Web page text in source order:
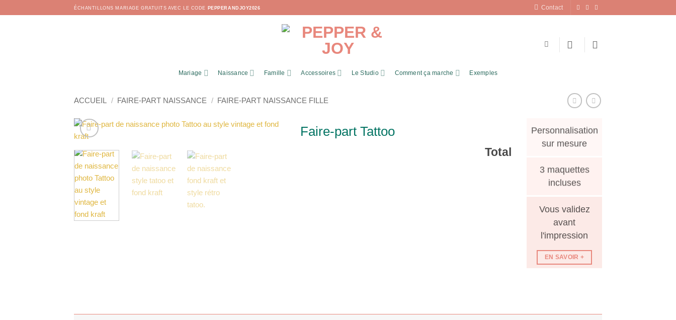
au
ÉCHANTILLONS MARIAGE GRATUITS AVEC LE CODE PEPPERANDJOY2026 Contact
Mariage Naissance Famille Accessoires Le Studio Comment ça marche Exemples
ACCUEIL / FAIRE-PART NAISSANCE / FAIRE-PART NAISSANCE FILLE
Faire-part Tattoo
Total
Personnalisation
sur mesure
3 maquettes
incluses
Vous validez
avant
l'impression
EN SAVOIR +